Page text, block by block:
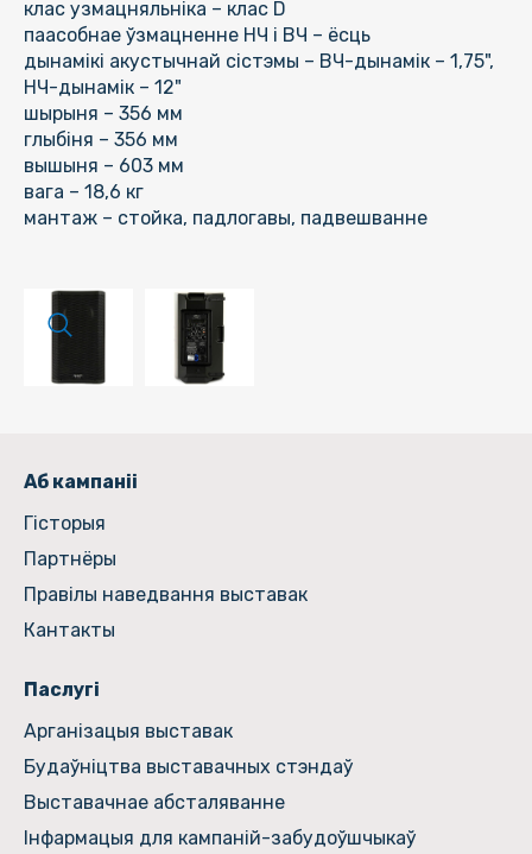
клас узмацняльніка – клас D
паасобнае ўзмацненне НЧ і ВЧ – ёсць
дынамікі акустычнай сістэмы – ВЧ-дынамік – 1,75",
НЧ-дынамік – 12"
шырыня – 356 мм
глыбіня – 356 мм
вышыня – 603 мм
вага – 18,6 кг
мантаж – стойка, падлогавы, падвешванне
Аб кампаніі
Гiсторыя
Партнёры
Правілы наведвання выставак
Кантакты
Паслугі
Арганізацыя выставак
Будаўніцтва выставачных стэндаў
Выставачнае абсталяванне
Інфармацыя для кампаній-забудоўшчыкаў